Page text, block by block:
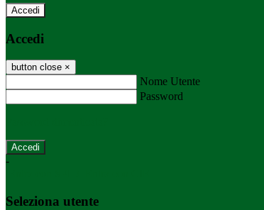
Accedi
Accedi
button close ×
Nome Utente
Password
-
Seleziona utente